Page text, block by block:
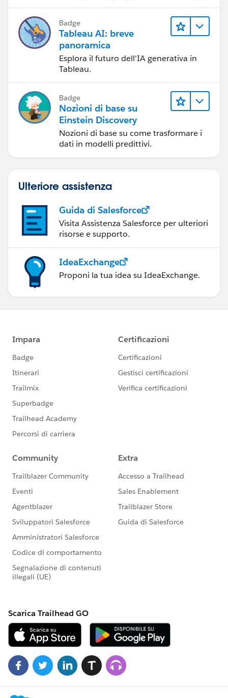
la condivisione di storie basate sui dati
e la collaborazione.
Badge
Tableau AI: breve
panoramica
Esplora il futuro dell'IA generativa in
Tableau.
Badge
Nozioni di base su
Einstein Discovery
Nozioni di base su come trasformare i
dati in modelli predittivi.
Ulteriore assistenza
Guida di Salesforce
Visita Assistenza Salesforce per ulteriori
risorse e supporto.
IdeaExchange
Proponi la tua idea su IdeaExchange.